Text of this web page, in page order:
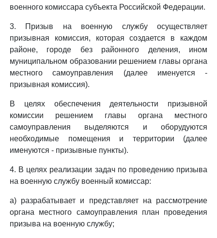
военного комиссара субъекта Российской Федерации.
3. Призыв на военную службу осуществляет
призывная комиссия, которая создается в каждом
районе, городе без районного деления, ином
муниципальном образовании решением главы органа
местного самоуправления (далее именуется -
призывная комиссия).
В целях обеспечения деятельности призывной
комиссии решением главы органа местного
самоуправления выделяются и оборудуются
необходимые помещения и территории (далее
именуются - призывные пункты).
4. В целях реализации задач по проведению призыва
на военную службу военный комиссар:
а) разрабатывает и представляет на рассмотрение
органа местного самоуправления план проведения
призыва на военную службу;